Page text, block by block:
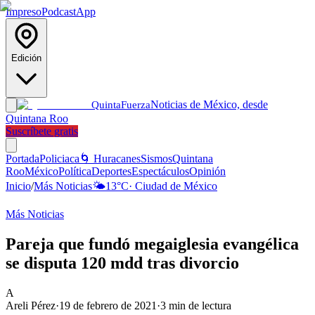
ImpresoPodcastApp
Edición
QuintaFuerzaNoticias de México, desde
Quintana Roo
Suscríbete gratis
PortadaPoliciaca 🌀 HuracanesSismosQuintana
RooMéxicoPolíticaDeportesEspectáculosOpinión
Inicio/Más Noticias🌤️13°C· Ciudad de México
Más Noticias
Pareja que fundó megaiglesia evangélica
se disputa 120 mdd tras divorcio
A
Areli Pérez·19 de febrero de 2021 ·3 min de lectura